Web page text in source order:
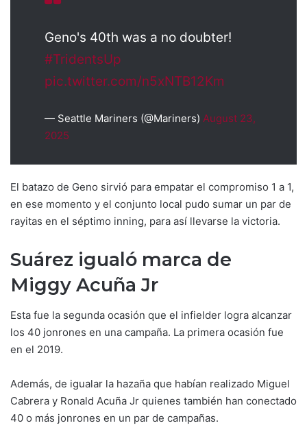
Geno's 40th was a no doubter!
#TridentsUp
pic.twitter.com/n5xNTB12Km
— Seattle Mariners (@Mariners) August 23,
2025
El batazo de Geno sirvió para empatar el compromiso 1 a 1,
en ese momento y el conjunto local pudo sumar un par de
rayitas en el séptimo inning, para así llevarse la victoria.
Suárez igualó marca de
Miggy Acuña Jr
Esta fue la segunda ocasión que el infielder logra alcanzar
los 40 jonrones en una campaña. La primera ocasión fue
en el 2019.
Además, de igualar la hazaña que habían realizado Miguel
Cabrera y Ronald Acuña Jr quienes también han conectado
40 o más jonrones en un par de campañas.